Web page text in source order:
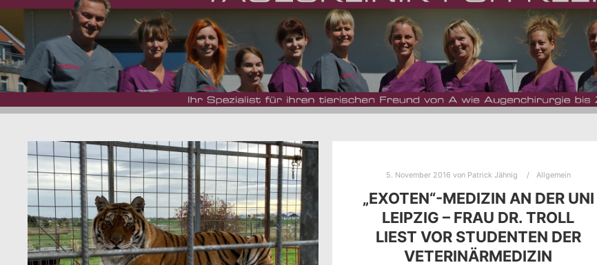
TAG-ARCHIV:
5. November 2016 von Patrick Jähnig Allgemein
„EXOTEN“-MEDIZIN AN DER UNI
LEIPZIG – FRAU DR. TROLL
LIEST VOR STUDENTEN DER
VETERINÄRMEDIZIN